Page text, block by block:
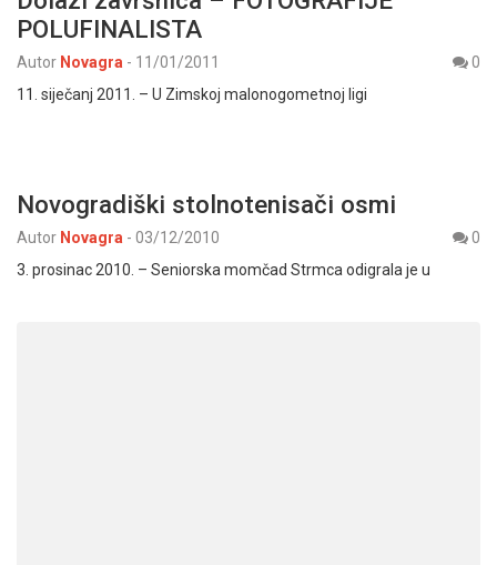
POLUFINALISTA
Autor Novagra - 11/01/2011
0
11. siječanj 2011. – U Zimskoj malonogometnoj ligi
Novogradiški stolnotenisači osmi
Autor Novagra - 03/12/2010
0
3. prosinac 2010. – Seniorska momčad Strmca odigrala je u